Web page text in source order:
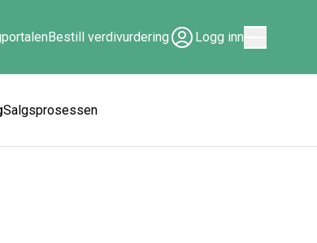
Bestill verdivurdering Logg inn
Salgsprosessen